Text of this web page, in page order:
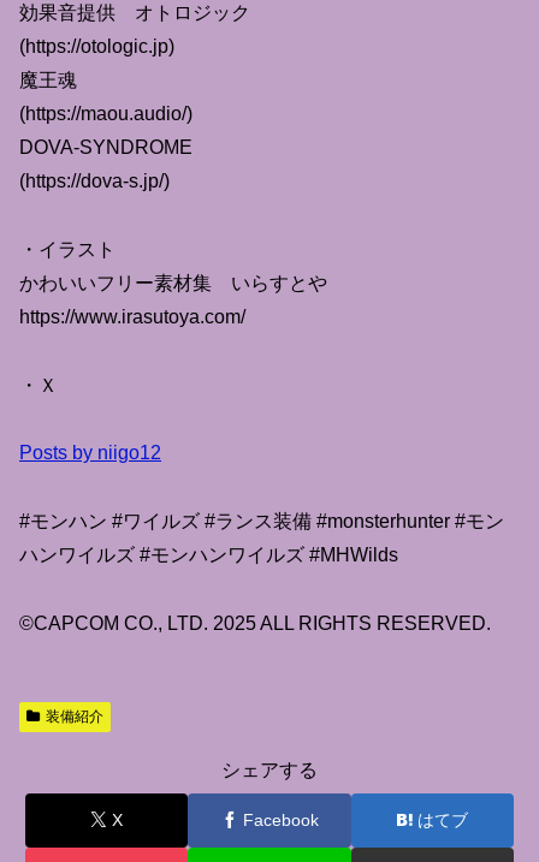
効果音提供 オトロジック
(https://otologic.jp)
魔王魂
(https://maou.audio/)
DOVA-SYNDROME
(https://dova-s.jp/)
・イラスト
かわいいフリー素材集 いらすとや
https://www.irasutoya.com/
・Ｘ
Posts by niigo12
#モンハン #ワイルズ #ランス装備 #monsterhunter #モン
ハンワイルズ #モンハンワイルズ #MHWilds
©CAPCOM CO., LTD. 2025 ALL RIGHTS RESERVED.
装備紹介
シェアする
X Facebook はてブ